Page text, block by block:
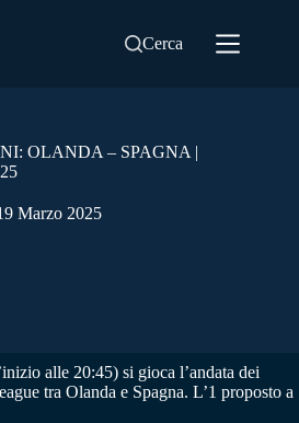
Cerca
OLANDA – SPAGNA |
Marzo 2025
alle 20:45) si gioca l’andata dei
tra Olanda e Spagna. L’1 proposto a